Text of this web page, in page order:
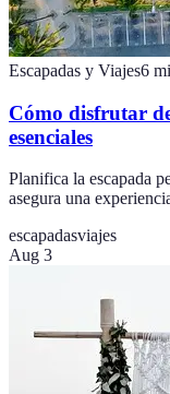
Escapadas y Viajes6
Cómo disfrutar
esenciales
Planifica la escapada
asegura una
escapadasviajes
Aug 3